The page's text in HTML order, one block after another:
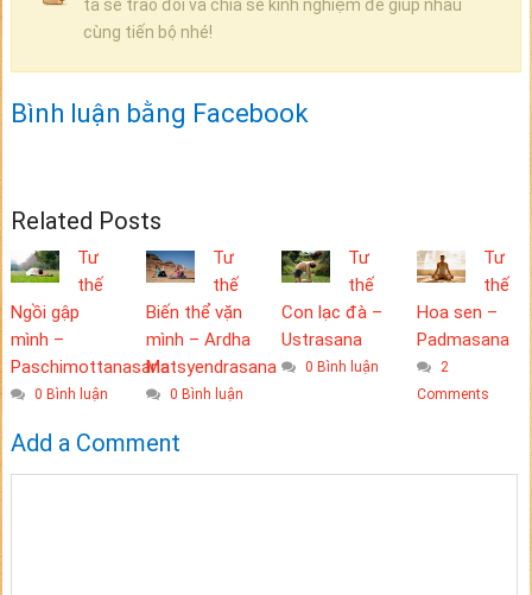
ta sẽ trao đổi và chia sẻ kinh nghiệm để giúp nhau
cùng tiến bộ nhé!
Bình luận bằng Facebook
Related Posts
Tư
thế
Ngồi gập
mình –
Paschimottanasana
0 Bình luận
Tư
thế
Biến thể vặn
mình – Ardha
Matsyendrasana
0 Bình luận
Tư
thế
Con lạc đà –
Ustrasana
0 Bình luận
Tư
thế
Hoa sen –
Padmasana
2
Comments
Add a Comment